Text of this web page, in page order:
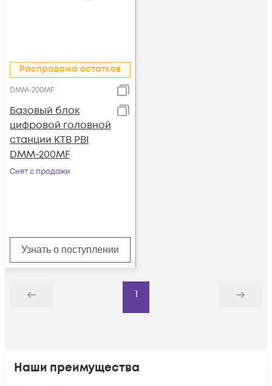
Распродажа остатков
DMM-200MF
Базовый блок
цифровой головной
станции КТВ PBI
DMM-200MF
Снят с продажи
Узнать о поступлении
Назад
1
Дальше
Наши преимущества